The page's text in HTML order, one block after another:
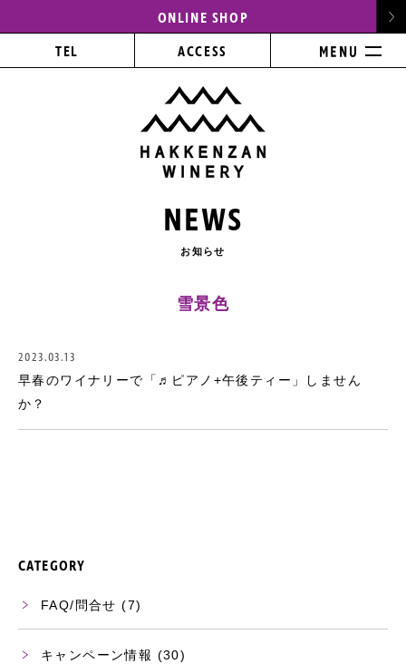
ONLINE SHOP
TEL ACCESS
NEWS
お知らせ
雪景色
2023.03.13
早春のワイナリーで「♬ピアノ+午後ティー」しません
か？
CATEGORY
FAQ/問合せ (7)
キャンペーン情報 (30)